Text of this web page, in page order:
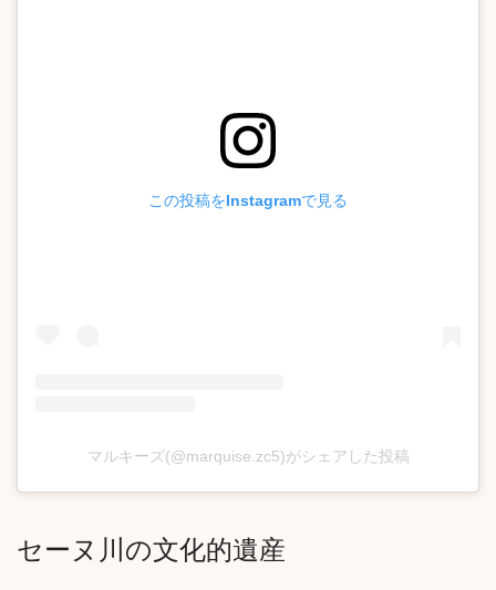
この投稿をInstagramで見る
マルキーズ(@marquise.zc5)がシェアした投稿
セーヌ川の文化的遺産